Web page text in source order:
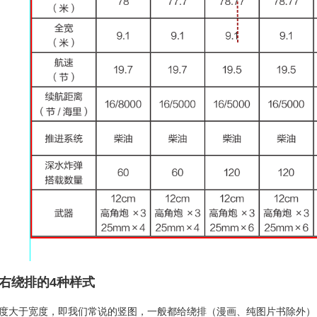
绕排的4种样式
大于宽度，即我们常说的竖图，一般都给绕排（漫画、纯图片书除外）